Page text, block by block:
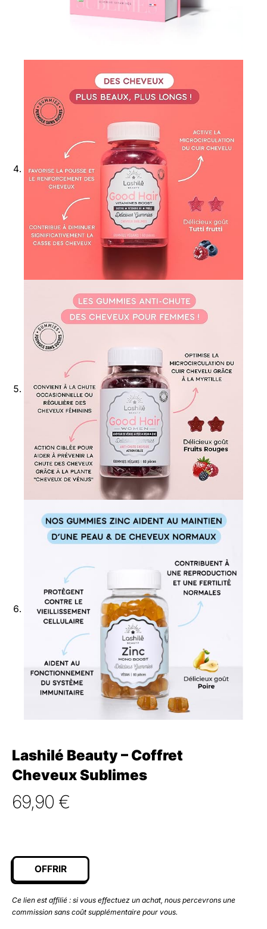
Lashilé Beauty – Coffret
Cheveux Sublimes
69,90 €
OFFRIR
Ce lien est affilié : si vous effectuez un achat, nous percevrons une
commission sans coût supplémentaire pour vous.